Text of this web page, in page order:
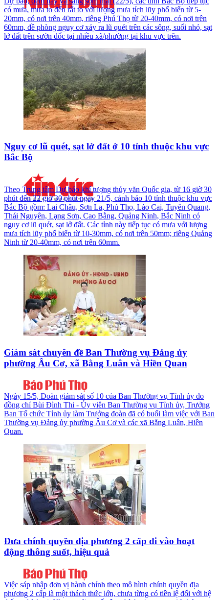
có mưa, mưa to đến rất to với lượng mưa tích lũy phổ biến từ 5-
20mm, có nơi trên 40mm, riêng Phú Thọ từ 20-40mm, có nơi trên
60mm, đề phòng nguy cơ xảy ra lũ quét trên các sông, suối nhỏ, sạt
lở đất trên sườn dốc tại nhiều xã/phường tại khu vực trên.
Nguy cơ lũ quét, sạt lở đất ở 10 tỉnh thuộc khu vực
Bắc Bộ
Theo Trung tâm Dự báo khí tượng thủy văn Quốc gia, từ 16 giờ 30
phút đến 22 giờ 30 phút ngày 21/5, cảnh báo 10 tỉnh thuộc khu vực
Bắc Bộ gồm: Lai Châu, Sơn La, Phú Thọ, Lào Cai, Tuyên Quang,
Thái Nguyên, Lạng Sơn, Cao Bằng, Quảng Ninh, Bắc Ninh có
nguy cơ lũ quét, sạt lở đất. Các tỉnh này tiếp tục có mưa với lượng
mưa tích lũy phổ biến từ 10-30mm, có nơi trên 50mm; riêng Quảng
Ninh từ 20-40mm, có nơi trên 60mm.
Giám sát chuyên đề Ban Thường vụ Đảng ủy
phường Âu Cơ, xã Bằng Luân và Hiền Quan
Ngày 15/5, Đoàn giám sát số 10 của Ban Thường vụ Tỉnh ủy do
đồng chí Bùi Đình Thi - Ủy viên Ban Thường vụ Tỉnh ủy, Trưởng
Ban Tổ chức Tỉnh ủy làm Trưởng đoàn đã có buổi làm việc với Ban
Thường vụ Đảng ủy phường Âu Cơ và các xã Bằng Luân, Hiền
Quan.
Đưa chính quyền địa phương 2 cấp đi vào hoạt
động thông suốt, hiệu quả
Việc sáp nhập đơn vị hành chính theo mô hình chính quyền địa
phương 2 cấp là một thách thức lớn, chưa từng có tiền lệ đối với hệ